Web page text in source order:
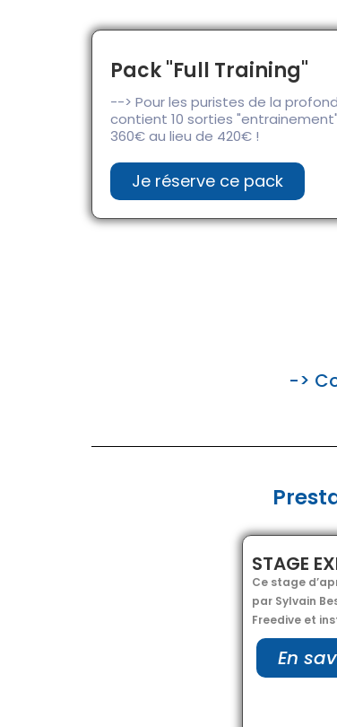
Pack "Full Training"
--> Pour les puristes de la
contient 10 sorties
360€ au lieu de 420€ !
Je réserve ce pack
->
STAGE
Ce stage
par Sylvain
Freedive et
En